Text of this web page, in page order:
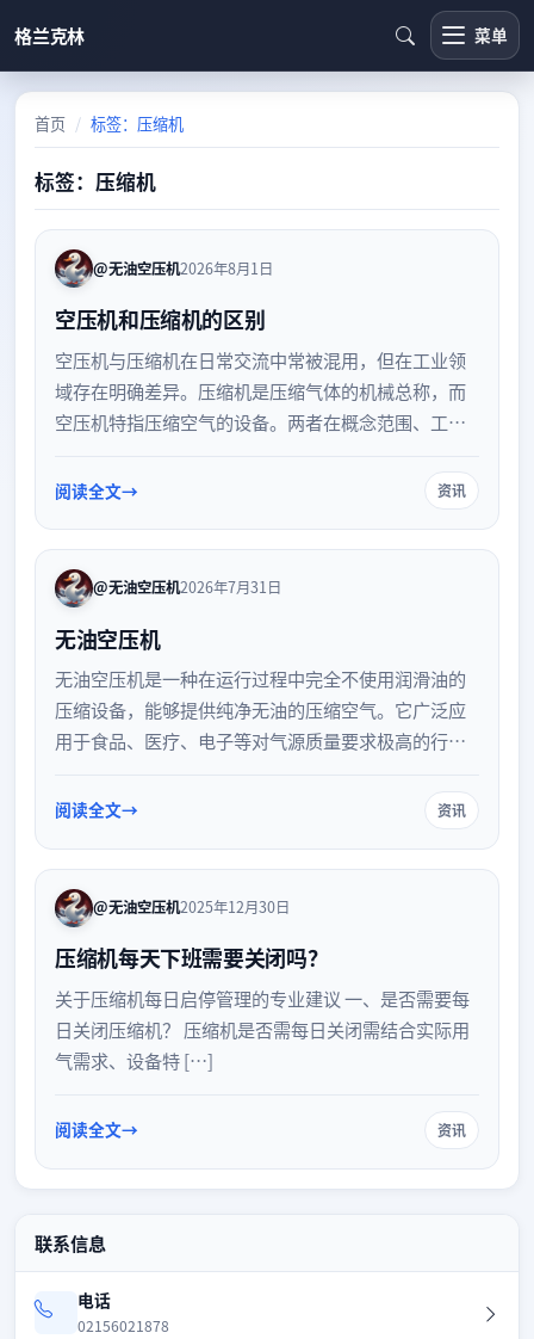
格兰克林 菜单
首页 标签：压缩机
标签：压缩机
@无油空压机2026年8月1日
空压机和压缩机的区别
空压机与压缩机在日常交流中常被混用，但在工业领
域存在明确差异。压缩机是压缩气体的机械总称，而
空压机特指压缩空气的设备。两者在概念范围、工作
在工业生产中更准确地选型与应用。
阅读全文 资讯
@无油空压机2026年7月31日
无油空压机
无油空压机是一种在运行过程中完全不使用润滑油的
压缩设备，能够提供纯净无油的压缩空气。它广泛应
用于食品、医疗、电子等对气源质量要求极高的行
势以及日常维护保养要点，帮助您更好地了解和使用
阅读全文 资讯
@无油空压机2025年12月30日
压缩机每天下班需要关闭吗？
关于压缩机每日启停管理的专业建议 一、是否需要每
日关闭压缩机？ 压缩机是否需每日关闭需结合实际用
气需求、设备特 […]
阅读全文 资讯
联系信息
电话
02156021878